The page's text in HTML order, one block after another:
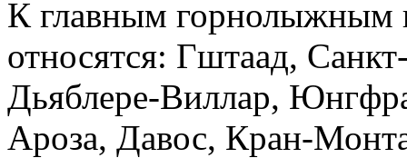
К главным горнолыжным
относятся: Гштаад,
Дьяблере-Виллар,
Ароза, Давос, Кран-